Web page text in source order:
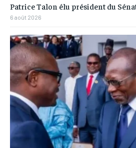
Patrice Talon élu président du
6 août 2026